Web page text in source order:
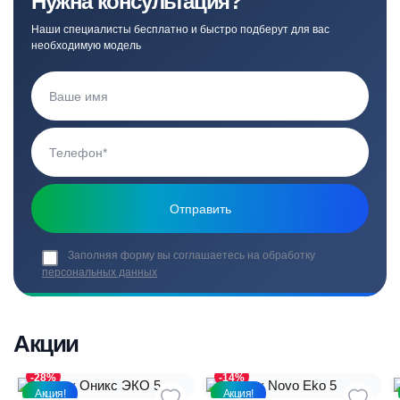
Наши специалисты бесплатно и быстро подберут для вас
необходимую модель
Заполняя форму вы соглашаетесь на обработку
персональных данных
Акции
Акция!
-28%
Акция!
-14%